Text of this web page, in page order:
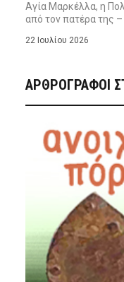
Αγία Μαρκέλλα, η
από τον πατέρα της
22 Ιουλίου 2026
ΑΡΘΡΟΓΡΑΦΟΙ